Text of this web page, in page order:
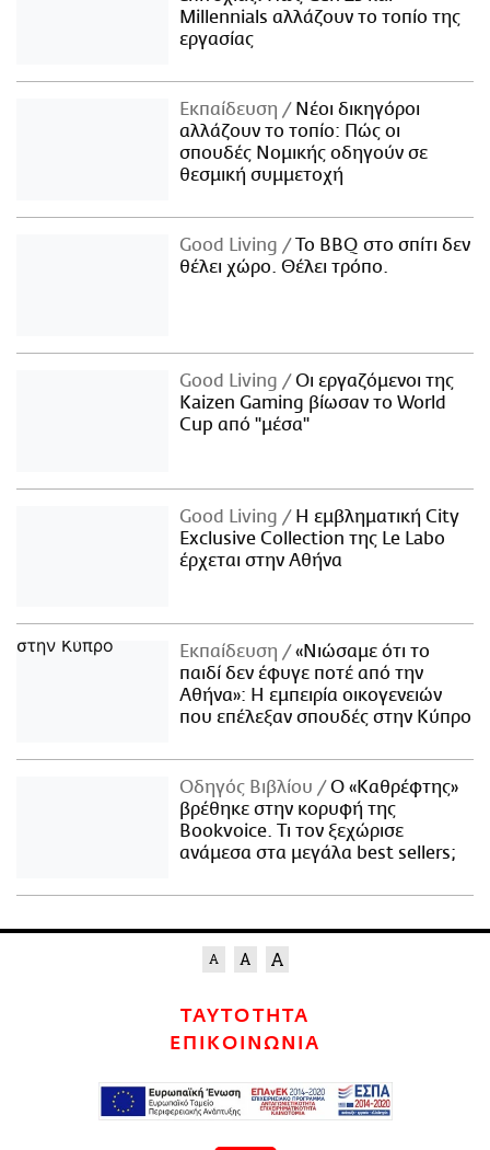
Millennials αλλάζουν το τοπίο της
εργασίας
Εκπαίδευση
Νέοι δικηγόροι
αλλάζουν το τοπίο: Πώς οι
σπουδές Νομικής οδηγούν σε
θεσμική συμμετοχή
Good Living
Το BBQ στο σπίτι δεν
θέλει χώρο. Θέλει τρόπο.
Good Living
Οι εργαζόμενοι της
Kaizen Gaming βίωσαν το World
Cup από "μέσα"
Good Living
Η εμβληματική City
Exclusive Collection της Le Labo
έρχεται στην Αθήνα
Εκπαίδευση
«Νιώσαμε ότι το
παιδί δεν έφυγε ποτέ από την
Αθήνα»: Η εμπειρία οικογενειών
που επέλεξαν σπουδές στην Κύπρο
Οδηγός Βιβλίου
Ο «Καθρέφτης»
βρέθηκε στην κορυφή της
Bookvoice. Τι τον ξεχώρισε
ανάμεσα στα μεγάλα best sellers;
ΤΑΥΤΟΤΗΤΑ
ΕΠΙΚΟΙΝΩΝΙΑ